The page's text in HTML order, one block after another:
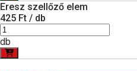
Eresz szellőző elem
425 Ft / db
db